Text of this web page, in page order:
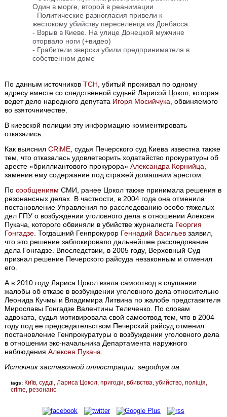
Один в морге, второй в реанимации
- Политические разногласия привели к
жестокому убийству переселенца из Донбасса
- Взрыв в Киеве. На улице Донецкой мужчине
оторвало ноги (+видео)
- Грабители зверски убили предпринимателя в
собственном доме
По данным источниковТСН, убитый проживал по одному
адресу вместе со следственной судьей Ларисой Цокол, которая
ведет дело народного депутата Игоря Мосийчука, обвиняемого
во взяточничестве.
В киевской полиции эту информацию комментировать
отказались.
Как выяснилCRiME, судья Печерского суд Киева известна также
тем, что отказалась удовлетворить ходатайство прокуратуры об
аресте «бриллиантового прокурора»Александра Корнийца,
заменив ему содержание под стражей домашним арестом.
Посообщениям СМИ, ранее Цокол также принимала решения в
резонансных делах. В частности, в 2004 года она отменила
постановление Управления по расследованию особо тяжелых
дел ГПУ о возбуждении уголовного дела в отношении Алексея
Пукача, которого обвиняли в убийстве журналиста Георгия
Гонгадзе. Тогдашний Генпрокурор Геннадий Васильев заявил,
что это решение заблокировало дальнейшее расследование
дела Гонгадзе. Впоследствии, в 2005 году, Верховный Суд
признал решение Печерского райсуда незаконным и отменил
его.
А в 2010 году Лариса Цокол взяла самоотвод в слушании
жалобы об отказе в возбуждении уголовного дела относительно
Леонида Кучмы и Владимира Литвина по жалобе представителя
Мирославы Гонгадзе Валентины Теличенко. По словам
адвоката, судья мотивировала свой самоотвод тем, что в 2004
году под ее председательством Печерский райсуд отменил
постановление Генпрокуратуры о возбуждении уголовного дела
в отношении экс-начальника Департамента наружного
наблюденияАлексея Пукача.
Источник заставочной иллюстрации: segodnya.ua
tags: Київ судді Лариса Цокол пригоди вбивства убийство поліція
crime резонанс